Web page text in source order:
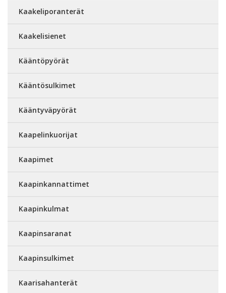
Kaakeliporanterät
Kaakelisienet
Kääntöpyörät
Kääntösulkimet
Kääntyväpyörät
Kaapelinkuorijat
Kaapimet
Kaapinkannattimet
Kaapinkulmat
Kaapinsaranat
Kaapinsulkimet
Kaarisahanterät